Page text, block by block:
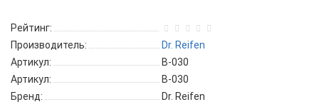
Рейтинг:
Производитель:
Dr. Reifen
Артикул:
B-030
Артикул:
B-030
Бренд:
Dr. Reifen